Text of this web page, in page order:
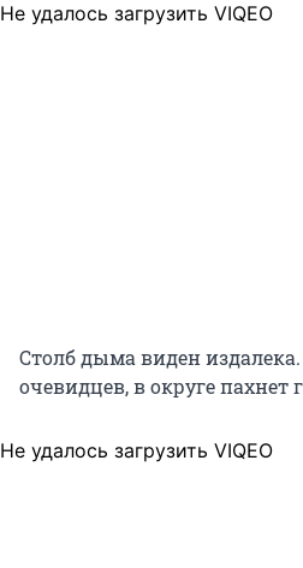
Не удалось загрузить VIQEO
Столб дыма виден
очевидцев, в округе пахнет
Не удалось загрузить VIQEO